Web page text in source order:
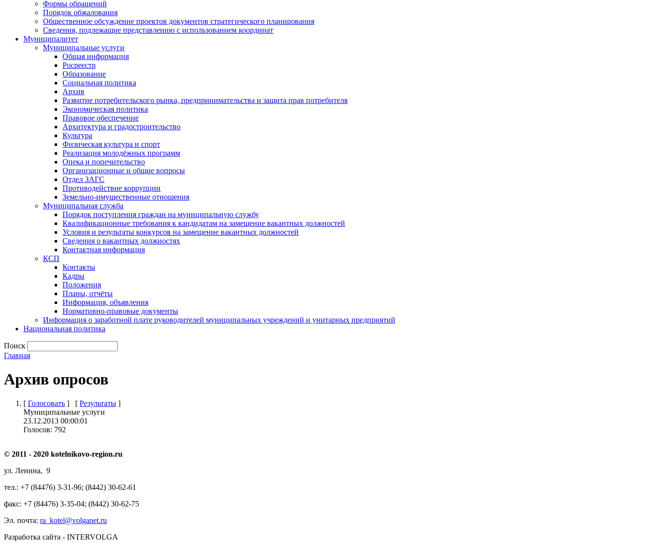
Формы обращений
Порядок обжалования
Общественное обсуждение проектов документов стратегического планирования
Сведения, подлежащие представлению с использованием координат
Муниципалитет
Муниципальные услуги
Общая информация
Росреестр
Образование
Социальная политика
Архив
Развитие потребительского рынка, предпринимательства и защита прав потребителя
Экономическая политика
Правовое обеспечение
Архитектура и градостроительство
Культура
Физическая культура и спорт
Реализация молодёжных программ
Опека и попечительство
Организационные и общие вопросы
Отдел ЗАГС
Противодействие коррупции
Земельно-имущественные отношения
Муниципальная служба
Порядок поступления граждан на муниципальную службу
Квалификационные требования к кандидатам на замещение вакантных должностей
Условия и результаты конкурсов на замещение вакантных должностей
Сведения о вакантных должностях
Контактная информация
КСП
Контакты
Кадры
Положения
Планы, отчёты
Информация, объявления
Нормативно-правовые документы
Информация о заработной плате руководителей муниципальных учреждений и унитарных предприятий
Национальная политика
Поиск
Главная
Архив опросов
[ Голосовать ] [ Результаты ]
Муниципальные услуги
23.12.2013 00:00:01
Голосов: 792
© 2011 - 2020 kotelnikovo-region.ru
ул. Ленина, 9
тел.: +7 (84476) 3-31-96; (8442) 30-62-61
факс: +7 (84476) 3-35-04; (8442) 30-62-75
Эл. почта: ra_kotel@volganet.ru
Разработка сайта - INTERVOLGA